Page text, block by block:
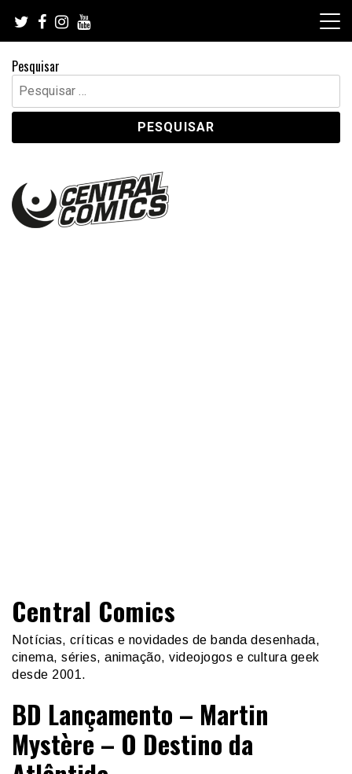
content
Pesquisar
Pesquisar
por:
Central Comics
Notícias, críticas e novidades de banda desenhada,
cinema, séries, animação, videojogos e cultura geek
desde 2001.
BD Lançamento – Martin
Mystère – O Destino da